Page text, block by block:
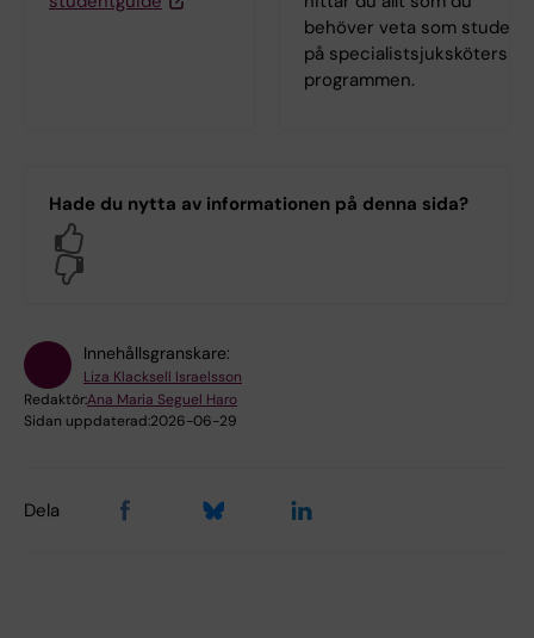
behöver veta som student
på
programmen.
Hade du nytta av informationen på denna sida?
Innehållsgranskare:
Liza Klacksell Israelsson
Redaktör:Ana Maria Seguel Haro
Sidan uppdaterad:2026-06-29
Dela